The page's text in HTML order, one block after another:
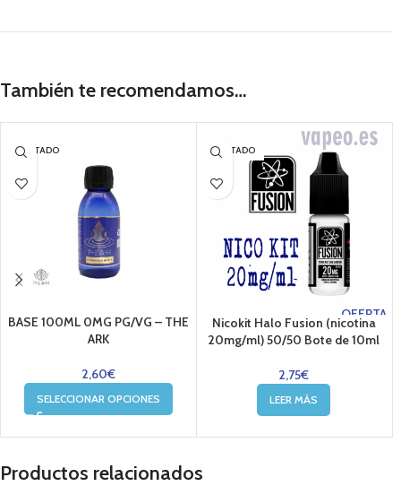
También te recomendamos…
AGOTADO
BASE 100ML 0MG PG/VG – THE
ARK
2,60€
SELECCIONAR OPCIONES
AGOTADO
OFERTA
Nicokit Halo Fusion (nicotina
20mg/ml) 50/50 Bote de 10ml
2,75€
LEER MÁS
Productos relacionados